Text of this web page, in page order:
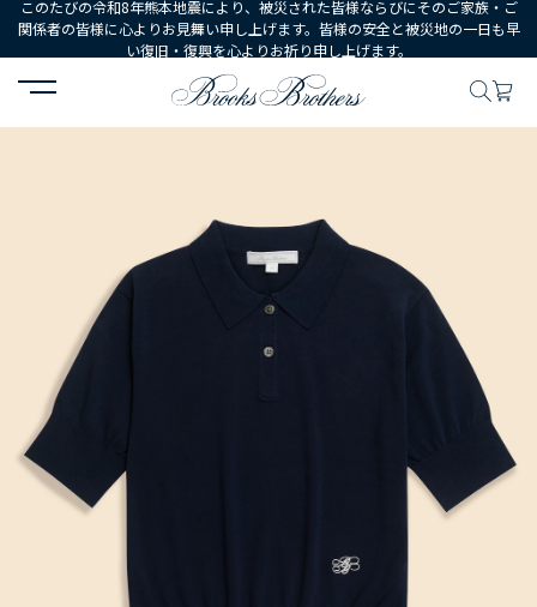
このたびの令和8年熊本地震により、被災された皆様ならびにそのご家族・ご
関係者の皆様に心よりお見舞い申し上げます。皆様の安全と被災地の一日も早
い復旧・復興を心よりお祈り申し上げます。
HOME ウェア トップス セーター 【Double B